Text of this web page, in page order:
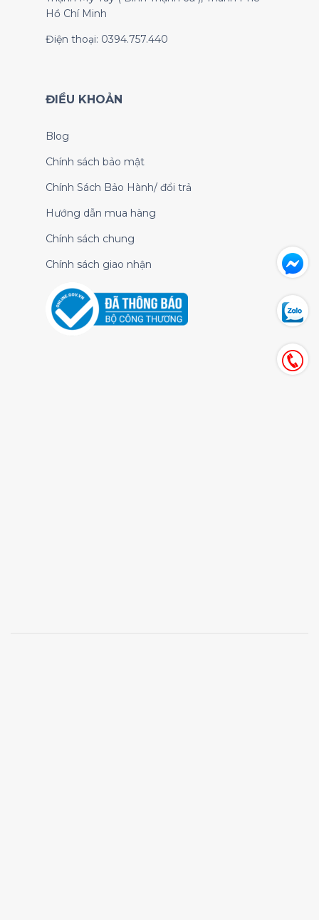
Hồ Chí Minh
Điện thoại: 0394.757.440
ĐIỀU KHOẢN
Blog
Chính sách bảo mật
Chính Sách Bảo Hành/ đổi trả
Hướng dẫn mua hàng
Chính sách chung
Chính sách giao nhận